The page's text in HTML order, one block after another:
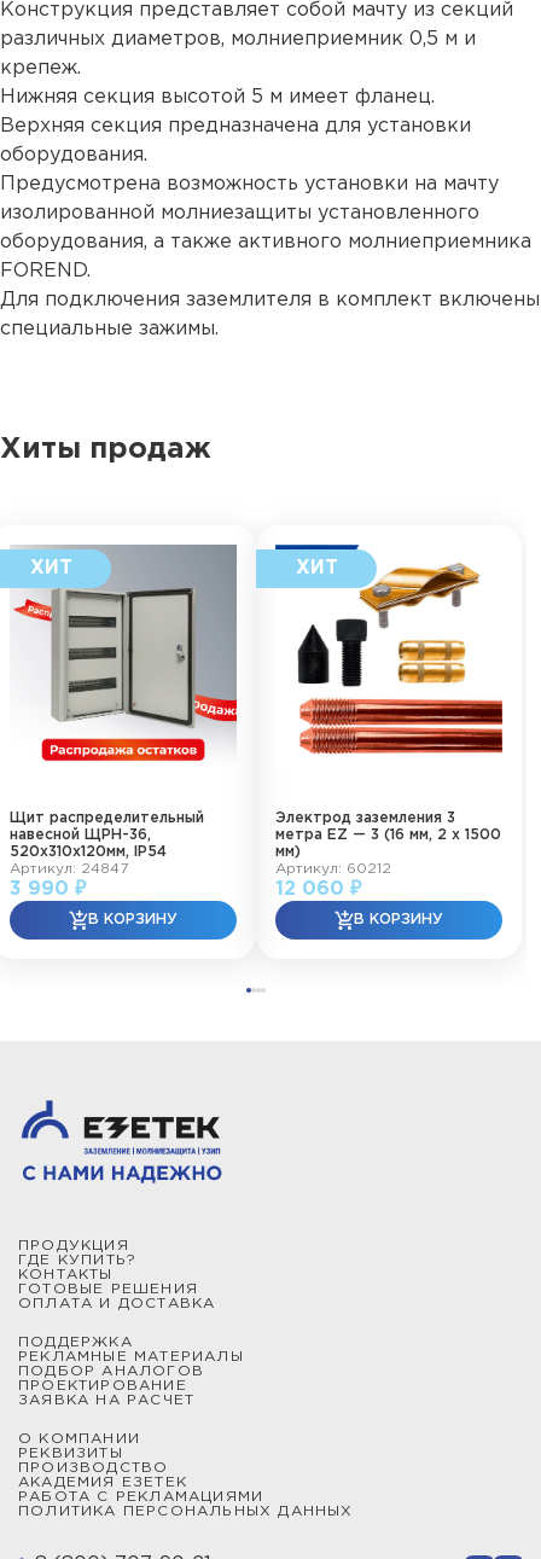
Конструкция представляет собой мачту из секций
различных диаметров, молниеприемник 0,5 м и
крепеж.
Нижняя секция высотой 5 м имеет фланец.
Верхняя секция предназначена для установки
оборудования.
Предусмотрена возможность установки на мачту
изолированной молниезащиты установленного
оборудования, а также активного молниеприемника
FOREND.
Для подключения заземлителя в комплект включены
специальные зажимы.
Хиты продаж
Щит распределительный
навесной ЩРН-36,
520х310х120мм, IP54
Артикул: 24847
3 990 ₽
Электрод заземления 3
метра EZ — 3 (16 мм, 2 х 1500
мм)
Артикул: 60212
12 060 ₽
ПРОДУКЦИЯ
ГДЕ КУПИТЬ?
КОНТАКТЫ
ГОТОВЫЕ РЕШЕНИЯ
ОПЛАТА И ДОСТАВКА
ПОДДЕРЖКА
РЕКЛАМНЫЕ МАТЕРИАЛЫ
ПОДБОР АНАЛОГОВ
ПРОЕКТИРОВАНИЕ
ЗАЯВКА НА РАСЧЕТ
О КОМПАНИИ
РЕКВИЗИТЫ
ПРОИЗВОДСТВО
АКАДЕМИЯ ЕЗЕТЕК
РАБОТА С РЕКЛАМАЦИЯМИ
ПОЛИТИКА ПЕРСОНАЛЬНЫХ ДАННЫХ